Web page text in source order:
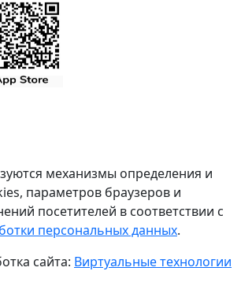
механизмы определения и
параметров браузеров и
посетителей в соответствии с
персональных данных.
сайта: Виртуальные технологии